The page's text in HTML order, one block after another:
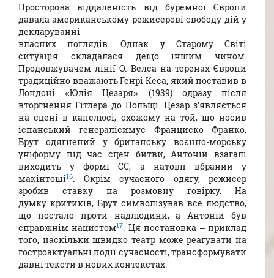
Просторова віддаленість від буремної Європи
давала американському режисерові свободу дій у
декларуванні
власних поглядів. Однак у Старому Світі
ситуація складалася дещо іншим чином.
Продовжувачем лінії О. Велса на теренах Європи
традиційно вважають Генрі Кеса, який поставив в
Лондоні «Юлія Цезаря» (1939) одразу після
вторгнення Гітлера до Польщі. Цезар з’являється
на сцені в капелюсі, схожому на той, що носив
іспанський генералісимус Франциско Франко,
Брут одягнений у британську воєнно-морську
уніформу під час сцен битви, Антоній взагалі
виходить у формі СС, а натовп вбраний у
макінтоші16. Окрім сучасного одягу, режисер
зробив ставку на розмовну говірку. На
думку критиків, Брут символізував все людство,
що постало проти надлюдини, а Антоній був
справжнім нацистом17. Ця постановка – приклад
того, наскільки швидко театр може реагувати на
гостроактуальні події сучасності, трансформувати
давні тексти в нових контекстах.